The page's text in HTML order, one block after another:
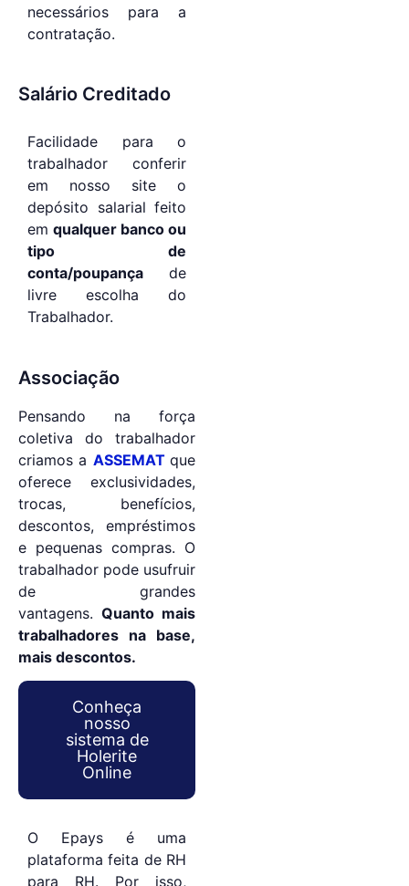
necessários para a
contratação.
Salário Creditado
Facilidade para o
trabalhador conferir
em nosso site o
depósito salarial feito
em qualquer banco ou
tipo de
conta/poupança de
livre escolha do
Trabalhador.
Associação
Pensando na força
coletiva do trabalhador
criamos a ASSEMAT que
oferece exclusividades,
trocas, benefícios,
descontos, empréstimos
e pequenas compras. O
trabalhador pode usufruir
de grandes
vantagens. Quanto mais
trabalhadores na base,
mais descontos.
Conheça
nosso
sistema de
Holerite
Online
O Epays é uma
plataforma feita de RH
para RH. Por isso,